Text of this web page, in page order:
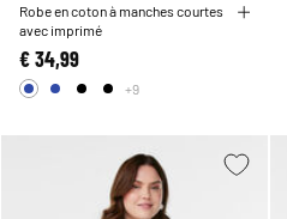
Robe en coton à manches courtes
avec imprimé
€ 34,99
+9